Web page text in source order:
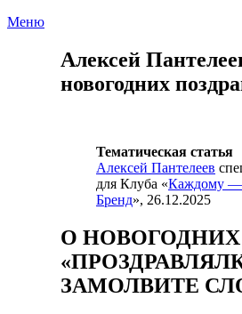
Меню
Алексей
новогодних
Тематическая статья
Алексей Пантелеев
для Клуба «Каждому
Бренд», 26.12.2025
О НОВОГОДНИХ
ЗАМОЛВИТЕ